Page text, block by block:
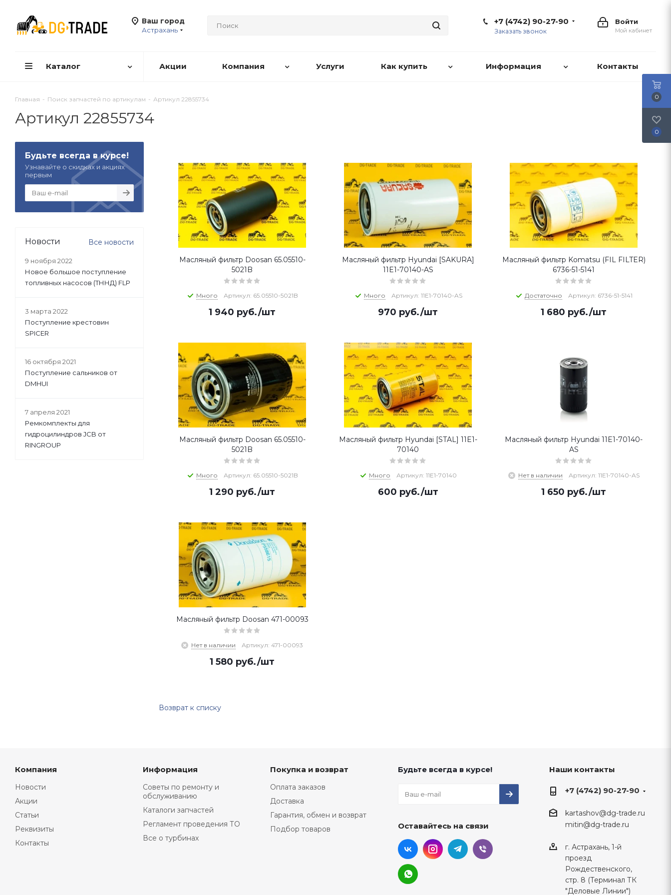
Ваш город
Астрахань
Войти
Мой кабинет
+7 (4742) 90-27-90
Заказать звонок
Каталог Акции Компания Услуги Как купить Информация Контакты
Главная - Поиск запчастей по артикулам - Артикул 22855734
Артикул 22855734
Масляный фильтр Doosan 65.05510-
5021B
Много Артикул: 65.05510-5021B
1 940 руб./шт
Масляный фильтр Hyundai [SAKURA]
11E1-70140-AS
Много Артикул: 11E1-70140-AS
970 руб./шт
Масляный фильтр Komatsu (FIL FILTER)
6736-51-5141
Достаточно Артикул: 6736-51-5141
1 680 руб./шт
Масляный фильтр Doosan 65.05510-
5021B
Много Артикул: 65.05510-5021B
1 290 руб./шт
Масляный фильтр Hyundai [STAL] 11E1-
70140
Много Артикул: 11E1-70140
600 руб./шт
Масляный фильтр Hyundai 11E1-70140-
AS
Нет в наличии Артикул: 11E1-70140-AS
1 650 руб./шт
Масляный фильтр Doosan 471-00093
Нет в наличии Артикул: 471-00093
1 580 руб./шт
Возврат к списку
Будьте всегда в курсе!
Узнавайте о скидках и акциях
первым
Новости Все новости
9 ноября 2022
Новое большое поступление
топливных насосов (ТННД) FLP
3 марта 2022
Поступление крестовин
SPICER
16 октября 2021
Поступление сальников от
DMHUI
7 апреля 2021
Ремкомплекты для
гидроцилиндров JCB от
RINGROUP
Компания
Новости
Акции
Статьи
Реквизиты
Контакты
Информация
Советы по ремонту и
обслуживанию
Каталоги запчастей
Регламент проведения ТО
Все о турбинах
Покупка и возврат
Оплата заказов
Доставка
Гарантия, обмен и возврат
Подбор товаров
Будьте всегда в курсе!
Оставайтесь на связи
Наши контакты
+7 (4742) 90-27-90
kartashov@dg-trade.ru
mitin@dg-trade.ru
г. Астрахань, 1-й
проезд
Рождественского,
стр. 8 (Терминал ТК
"Деловые Линии")
0
0